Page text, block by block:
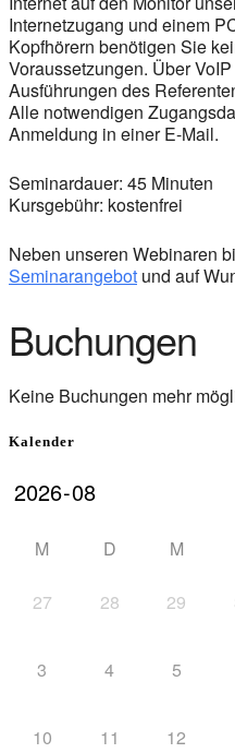
Internetzugang und einem
Kopfhörern benötigen Sie
Voraussetzungen. Über
Ausführungen des
Alle notwendigen
Anmeldung in einer E-Mail.
Seminardauer: 45 Minuten
Kursgebühr: kostenfrei
Neben unseren Webinaren
Seminarangebot und auf
Buchungen
Keine Buchungen mehr
Kalender
M D M
27 28 29
3 4 5
10 11 12